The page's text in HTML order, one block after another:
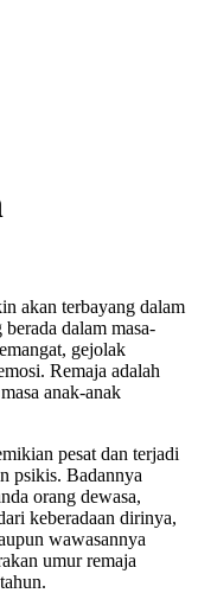
akan terbayang dalam
dalam masa-
gejolak
Remaja adalah
anak-anak
pesat dan terjadi
psikis. Badannya
orang dewasa,
keberadaan dirinya,
wawasannya
umur remaja